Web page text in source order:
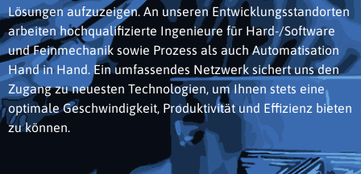
Lösungen aufzuzeigen. An unseren Entwicklungsstandorten
arbeiten hochqualifizierte Ingenieure für Hard-/Software
und Feinmechanik sowie Prozess als auch Automatisation
Hand in Hand. Ein umfassendes Netzwerk sichert uns den
Zugang zu neuesten Technologien, um Ihnen stets eine
optimale Geschwindigkeit, Produktivität und Effizienz bieten
zu können.